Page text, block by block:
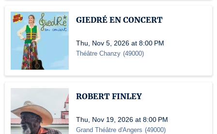
GIEDRÉ EN CONCERT
Thu, Nov 5, 2026 at 8:00 PM
Théâtre Chanzy (49000)
ROBERT FINLEY
Thu, Nov 19, 2026 at 8:00 PM
Grand Théâtre d'Angers (49000)